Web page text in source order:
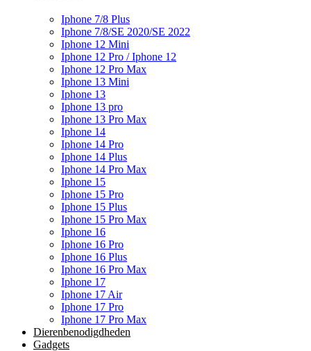
Iphone 7/8 Plus
Iphone 7/8/SE 2020/SE 2022
Iphone 12 Mini
Iphone 12 Pro / Iphone 12
Iphone 12 Pro Max
Iphone 13 Mini
Iphone 13
Iphone 13 pro
Iphone 13 Pro Max
Iphone 14
Iphone 14 Pro
Iphone 14 Plus
Iphone 14 Pro Max
Iphone 15
Iphone 15 Pro
Iphone 15 Plus
Iphone 15 Pro Max
Iphone 16
Iphone 16 Pro
Iphone 16 Plus
Iphone 16 Pro Max
Iphone 17
Iphone 17 Air
Iphone 17 Pro
Iphone 17 Pro Max
Dierenbenodigdheden
Gadgets